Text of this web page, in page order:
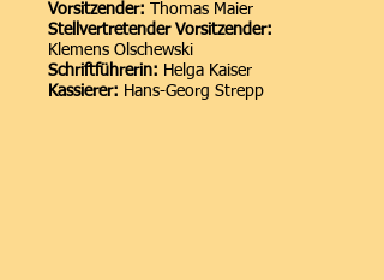
Vorsitzender:
Thomas Maier
Stellvertretender Vorsitzender:
Klemens Olschewski
Schriftführerin: Helga Kaiser
Kassierer: Hans-Georg Strepp